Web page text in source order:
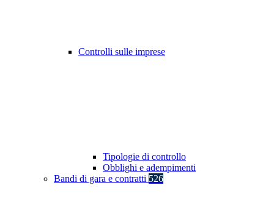
Controlli sulle imprese
Tipologie di controllo
Obblighi e adempimenti
Bandi di gara e contratti 526